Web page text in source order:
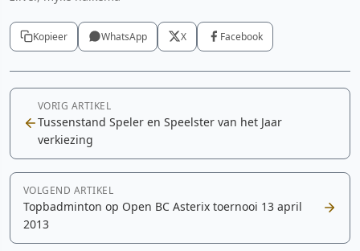
Kopieer WhatsApp X Facebook
VORIG ARTIKEL
Tussenstand Speler en Speelster van het Jaar
verkiezing
VOLGEND ARTIKEL
Topbadminton op Open BC Asterix toernooi 13 april
2013